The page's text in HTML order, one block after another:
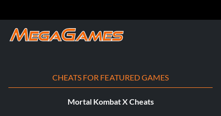
CHEATS FOR FEATURED GAMES
Mortal Kombat X Cheats